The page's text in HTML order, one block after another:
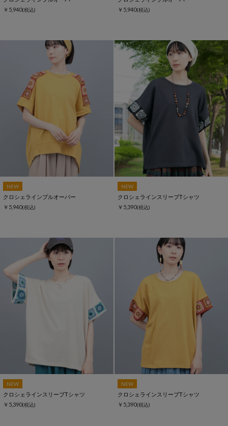
￥5,940(税込)
￥5,940(税込)
NEW
クロシェラインプルオーバー
￥5,940(税込)
NEW
クロシェラインスリーブTシャツ
￥5,390(税込)
NEW
クロシェラインスリーブTシャツ
￥5,390(税込)
NEW
クロシェラインスリーブTシャツ
￥5,390(税込)